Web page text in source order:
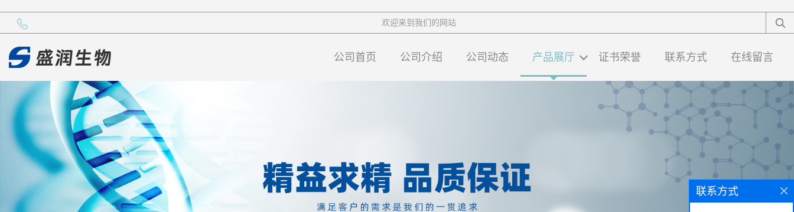
欢迎来到我们的网站
公司首页 公司介绍 公司动态 产品展厅 证书荣誉 联系方式 在线留言
联系方式